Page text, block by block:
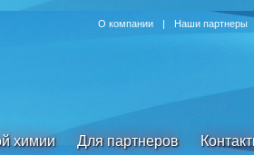
О компании | Наши партнеры
химии Для партнеров